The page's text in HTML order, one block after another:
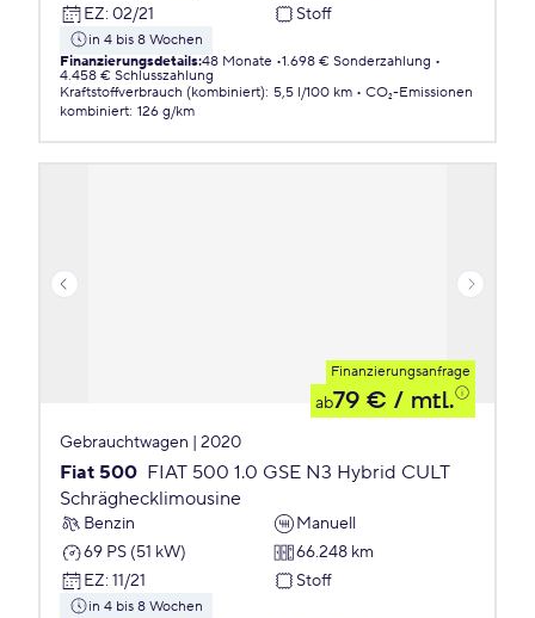
EZ: 02/21 Stoff
in 4 bis 8 Wochen
Finanzierungsdetails:48 Monate 1.698 € Sonderzahlung
4.458 € Schlusszahlung
Kraftstoffverbrauch (kombiniert): 5,5 l/100 km
CO₂-Emissionen
kombiniert: 126 g/km
Finanzierungsanfrage
ab79 € / mtl.
Gebrauchtwagen | 2020
Fiat 500 FIAT 500 1.0 GSE N3 Hybrid CULT
Schräghecklimousine
Benzin
Manuell
69 PS (51 kW)
66.248 km
EZ: 11/21 Stoff
in 4 bis 8 Wochen